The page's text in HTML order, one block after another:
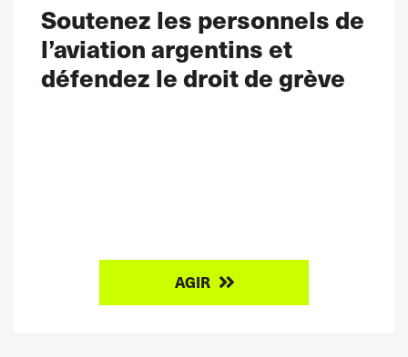
Soutenez les personnels de
l’aviation argentins et
défendez le droit de grève
AGIR